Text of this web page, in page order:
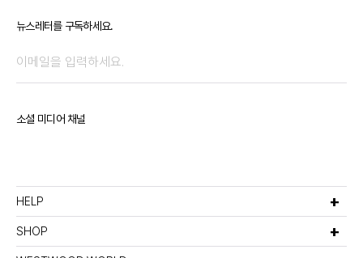
뉴스레터를 구독하세요.
소셜 미디어 채널
HELP
고객서비스
비회원주문조회
선물포장서비스
SHOP
멤버십안내